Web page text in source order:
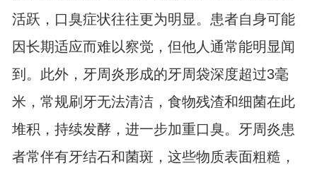
活跃，口臭症状往往更为明显。患者自身可能
因长期适应而难以察觉，但他人通常能明显闻
到。此外，牙周炎形成的牙周袋深度超过3毫
米，常规刷牙无法清洁，食物残渣和细菌在此
堆积，持续发酵，进一步加重口臭。牙周炎患
者常伴有牙结石和菌斑，这些物质表面粗糙，